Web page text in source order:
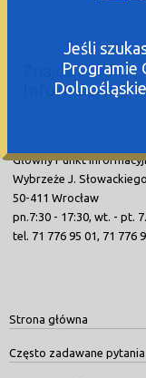
Znajdź Punkt
Informacyjny
Główny Punkt
Wybrzeże J.
50-411 Wrocław
pn.7:30 - 17:30, wt. - pt.
tel. 71 776 95 01, 71 776
Strona główna
Często zadawane pytania
Jeśli
Programie